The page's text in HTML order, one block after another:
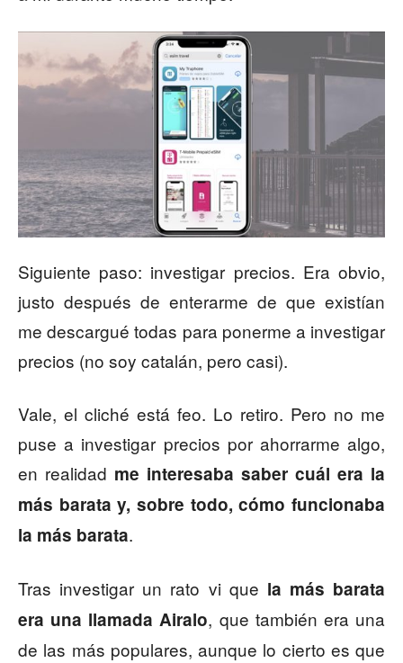
Siguiente paso: investigar precios. Era obvio,
justo después de enterarme de que existían
me descargué todas para ponerme a investigar
precios (no soy catalán, pero casi).
Vale, el cliché está feo. Lo retiro. Pero no me
puse a investigar precios por ahorrarme algo,
en realidad me interesaba saber cuál era la
más barata y, sobre todo, cómo funcionaba
la más barata.
Tras investigar un rato vi que la más barata
era una llamada Airalo, que también era una
de las más populares, aunque lo cierto es que